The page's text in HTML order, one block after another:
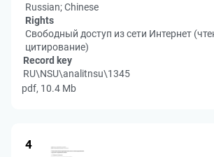
Russian; Chinese
Rights
Свободный доступ из сети Интернет
цитирование)
Record key
RU\NSU\analitnsu\1345
pdf, 10.4 Mb
4